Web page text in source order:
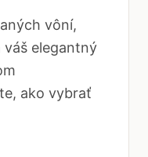
vôní,
elegantný
ako vybrať